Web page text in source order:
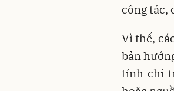
công tác,
Vì thế,
bản
tính chi